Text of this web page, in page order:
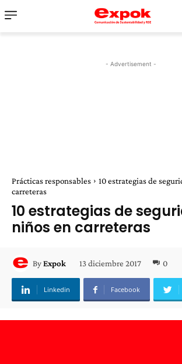
- Advertisement -
Prácticas responsables
10 estrategias de
carreteras
10 estrategias de
niños en carreteras
ByExpok 13 diciembre 2017 0
Linkedin Facebook